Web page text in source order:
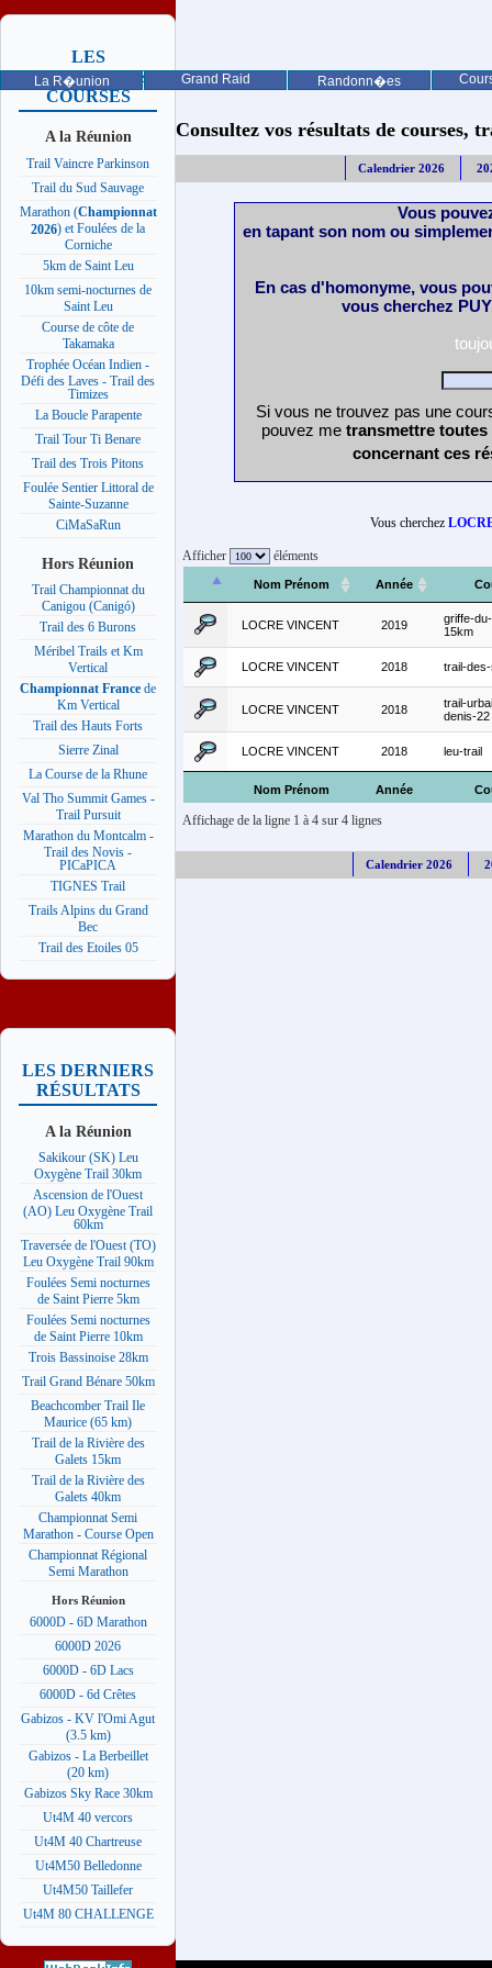
La R�union Grand Raid Randonn�es
LES
PROCHAINES
COURSES
A la Réunion
Trail Vaincre Parkinson
Trail du Sud Sauvage
Marathon (Championnat
2026) et Foulées de la
Corniche
5km de Saint Leu
10km semi-nocturnes de
Saint Leu
Course de côte de
Takamaka
Trophée Océan Indien -
Défi des Laves - Trail des
Timizes
La Boucle Parapente
Trail Tour Ti Benare
Trail des Trois Pitons
Foulée Sentier Littoral de
Sainte-Suzanne
CiMaSaRun
Hors Réunion
Trail Championnat du
Canigou (Canigó)
Trail des 6 Burons
Méribel Trails et Km
Vertical
Championnat France de
Km Vertical
Trail des Hauts Forts
Sierre Zinal
La Course de la Rhune
Val Tho Summit Games -
Trail Pursuit
Marathon du Montcalm -
Trail des Novis -
PICaPICA
TIGNES Trail
Trails Alpins du Grand
Bec
Trail des Etoiles 05
LES DERNIERS
RÉSULTATS
A la Réunion
Sakikour (SK) Leu
Oxygène Trail 30km
Ascension de l'Ouest
(AO) Leu Oxygène Trail
60km
Traversée de l'Ouest (TO)
Leu Oxygène Trail 90km
Foulées Semi nocturnes
de Saint Pierre 5km
Foulées Semi nocturnes
de Saint Pierre 10km
Trois Bassinoise 28km
Trail Grand Bénare 50km
Beachcomber Trail Ile
Maurice (65 km)
Trail de la Rivière des
Galets 15km
Trail de la Rivière des
Galets 40km
Championnat Semi
Marathon - Course Open
Championnat Régional
Semi Marathon
Hors Réunion
6000D - 6D Marathon
6000D 2026
6000D - 6D Lacs
6000D - 6d Crêtes
Gabizos - KV l'Omi Agut
(3.5 km)
Gabizos - La Berbeillet
(20 km)
Gabizos Sky Race 30km
Ut4M 40 vercors
Ut4M 40 Chartreuse
Ut4M50 Belledonne
Ut4M50 Taillefer
Ut4M 80 CHALLENGE
Consultez vos résultats de courses,
Calendrier 2026
Vous
en tapant son nom ou
En cas d'homonyme, vous
vous cherchez
Si vous ne trouvez pas une
pouvez me transmettre
concernant ces
Vous cherchez
Afficher éléments
Nom Prénom Année
Nom Prénom Année
LOCRE VINCENT 2019
griffe-
15km
LOCRE VINCENT 2018 trail-
LOCRE VINCENT 2018
trail-
denis-22
LOCRE VINCENT 2018 leu-trail
Affichage de la ligne 1 à 4 sur 4 lignes
Calendrier 2026